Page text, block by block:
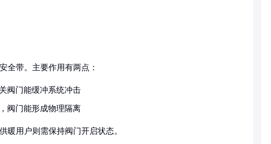
全带。主要作用有两点：
阀门能缓冲系统冲击
阀门能形成物理隔离
暖用户则需保持阀门开启状态。